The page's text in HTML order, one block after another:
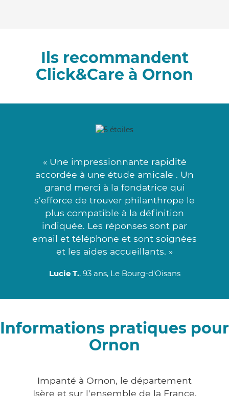
Ils recommandent
Click&Care à Ornon
« Une impressionnante rapidité
accordée à une étude amicale . Un
grand merci à la fondatrice qui
s'efforce de trouver philanthrope le
plus compatible à la définition
indiquée. Les réponses sont par
email et téléphone et sont soignées
et les aides accueillants. »
Lucie T., 93 ans, Le Bourg-d'Oisans
Informations pratiques pour
Ornon
Impanté à Ornon, le département
Isère et sur l'ensemble de la France,